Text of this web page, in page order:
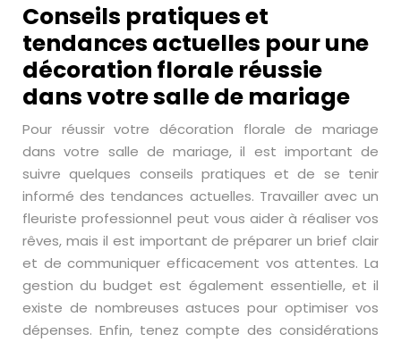
Conseils pratiques et
tendances actuelles pour une
décoration florale réussie
dans votre salle de mariage
Pour réussir votre décoration florale de mariage
dans votre salle de mariage, il est important de
suivre quelques conseils pratiques et de se tenir
informé des tendances actuelles. Travailler avec un
fleuriste professionnel peut vous aider à réaliser vos
rêves, mais il est important de préparer un brief clair
et de communiquer efficacement vos attentes. La
gestion du budget est également essentielle, et il
existe de nombreuses astuces pour optimiser vos
dépenses. Enfin, tenez compte des considérations